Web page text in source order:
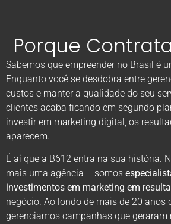
Porque
Sabemos que empreender no Brasil é
Enquanto você se desdobra entre
custos e manter a qualidade do seu
clientes acaba ficando em segundo
investir em marketing digital, os
aparecem.
É aí que a B612 entra na sua história.
mais uma agência – somos
investimentos em marketing em
negócio. Ao londo de mais de 20 anos
gerenciamos campanhas que geraram